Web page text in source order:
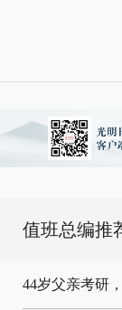
值班总编推
44岁父亲考研